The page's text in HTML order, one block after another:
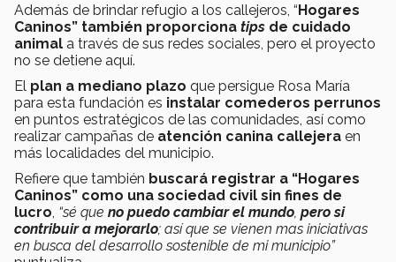
Además de brindar refugio a los callejeros, “Hogares
Caninos” también proporciona tips de cuidado
animal a través de sus redes sociales, pero el proyecto
no se detiene aquí.
El plan a mediano plazo que persigue Rosa María
para esta fundación es instalar comederos perrunos
en puntos estratégicos de las comunidades, así como
realizar campañas de atención canina callejera en
más localidades del municipio.
Refiere que también buscará registrar a “Hogares
Caninos” como una sociedad civil sin fines de
lucro “sé que no puedo cambiar el mundo pero si
contribuir a mejorarlo; así que se vienen mas iniciativas
en busca del desarrollo sostenible de mi municipio”